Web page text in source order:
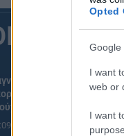
Opted
Google
I want
web or
I want
να